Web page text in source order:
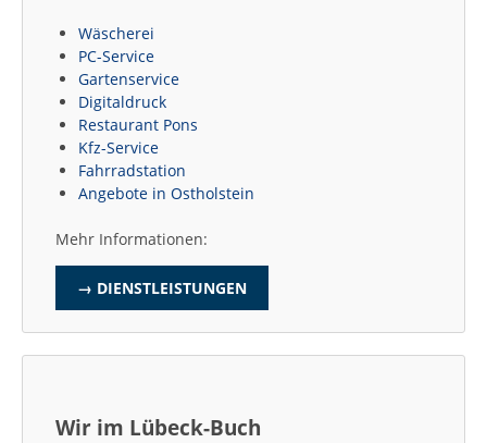
Wir im Lübeck-Buch
Wäscherei
PC-Service
Gartenservice
Digitaldruck
Restaurant Pons
Kfz-Service
Fahrradstation
Angebote in Ostholstein
Mehr Informationen:
→ DIENSTLEISTUNGEN